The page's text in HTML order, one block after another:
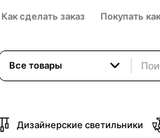
Как сделать заказ Покупать
Все товары
Дизайнерские светильники